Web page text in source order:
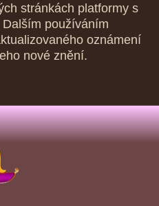
stránkách platformy s
používáním
oznámení
nové znění.